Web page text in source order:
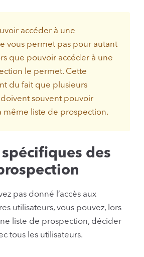
accéder à une
vous permet pas pour autant
que pouvoir accéder à une
le permet. Cette
du fait que plusieurs
souvent pouvoir
même liste de prospection.
des
pas donné l’accès aux
utilisateurs, vous pouvez, lors
liste de prospection, décider
tous les utilisateurs.